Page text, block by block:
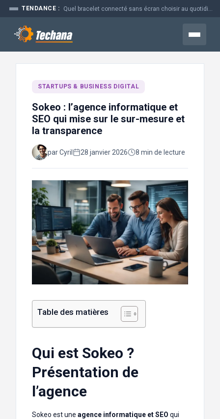
Aller
contenu
TENDANCE :
Menu
STARTUPS & BUSINESS DIGITAL
Sokeo : l’agence informatique et
SEO qui mise sur le sur-mesure et
la transparence
par Cyril 28 janvier 2026 8 min de lecture
Table des matières
Qui est Sokeo ?
Présentation de
l’agence
Sokeo est une agence informatique et SEO qui